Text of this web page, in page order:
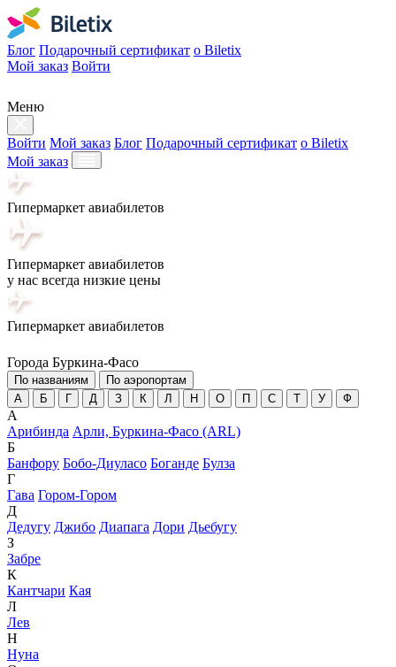
Блог Подарочный сертификат о Biletix
Мой заказ Войти
Меню
Войти Мой заказ Блог Подарочный сертификат о Biletix
Мой заказ
Гипермаркет авиабилетов
Гипермаркет авиабилетов
у нас всегда низкие цены
Гипермаркет авиабилетов
Города Буркина-Фасо
По названиям
По аэропортам
А
Б Г Д З К Л Н О П С Т У Ф
А
Арибинда Арли, Буркина-Фасо (ARL)
Б
Банфору Бобо-Диуласо Боганде Булза
Г
Гава Гором-Гором
Д
Дедугу Джибо Диапага Дори Дьебугу
З
Забре
К
Кантчари Кая
Л
Лев
Н
Нуна